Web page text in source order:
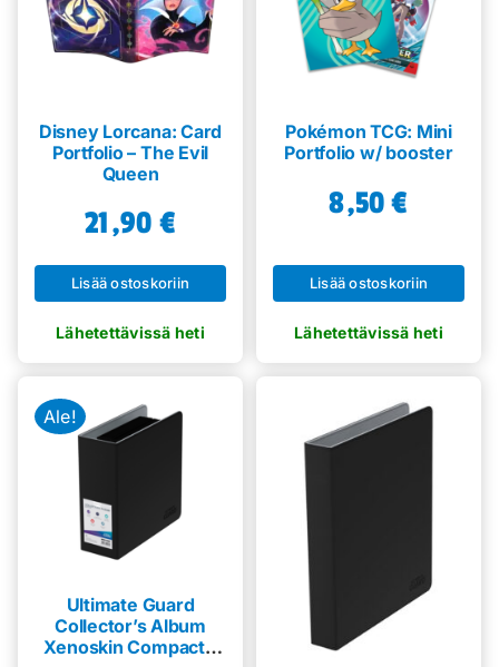
Disney Lorcana: Card
Portfolio – The Evil
Queen
21,90 €
Lisää ostoskoriin
Pokémon TCG: Mini
Portfolio w/ booster
8,50€
Lisää ostoskoriin
Ale!
Ultimate Guard
Collector’s Album
Xenoskin Compact –